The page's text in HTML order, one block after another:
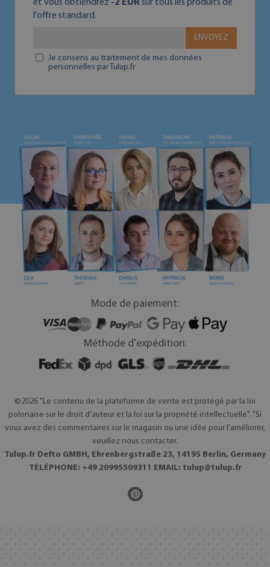
et vous obtiendrez -2 EUR sur tous les produits de
l'offre standard.
ENVOYEZ
Je consens au traitement de mes données
personnelles par Tulup.fr
Mode de paiement:
Méthode d'expédition:
©2026 "Le contenu de la plateforme de vente est protégé par la loi
polonaise sur le droit d'auteur et la loi sur la propriété intellectuelle". "Si
vous avez des commentaires sur le magasin ou une idée pour l'améliorer,
veuillez nous contacter.
Tulup.fr Defto GMBH, Ehrenbergstraße 23, 14195 Berlin, Germany
TÉLÉPHONE: +49 20995509311 EMAIL: tulup@tulup.fr